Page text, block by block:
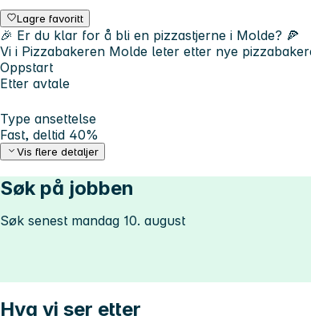
Lagre favoritt
🎉 Er du klar for å bli en pizzastjerne i Molde? 🍕
Vi i Pizzabakeren Molde leter etter nye
Oppstart
Etter avtale
Type ansettelse
Fast, deltid 40%
Vis flere detaljer
Søk på jobben
Søk senest mandag 10. august
Hva vi ser etter